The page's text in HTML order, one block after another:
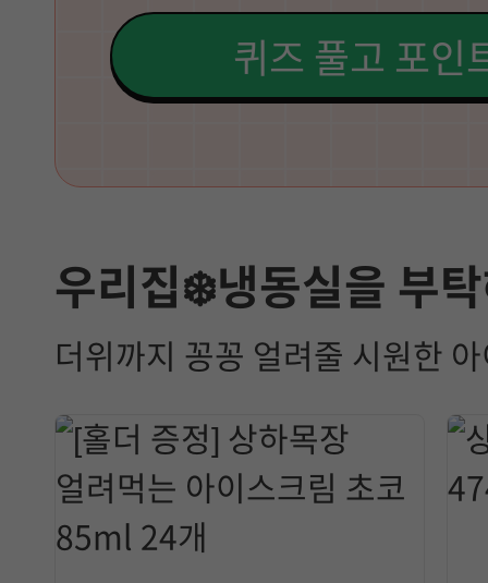
퀴즈 풀고 포인
우리집❄️냉동실을 부
더위까지 꽁꽁 얼려줄 시원한